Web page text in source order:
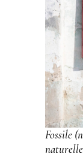
Fossile